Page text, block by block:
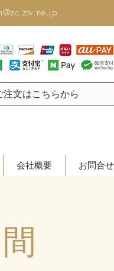
注文はこちらから
会社概要 お問合せ